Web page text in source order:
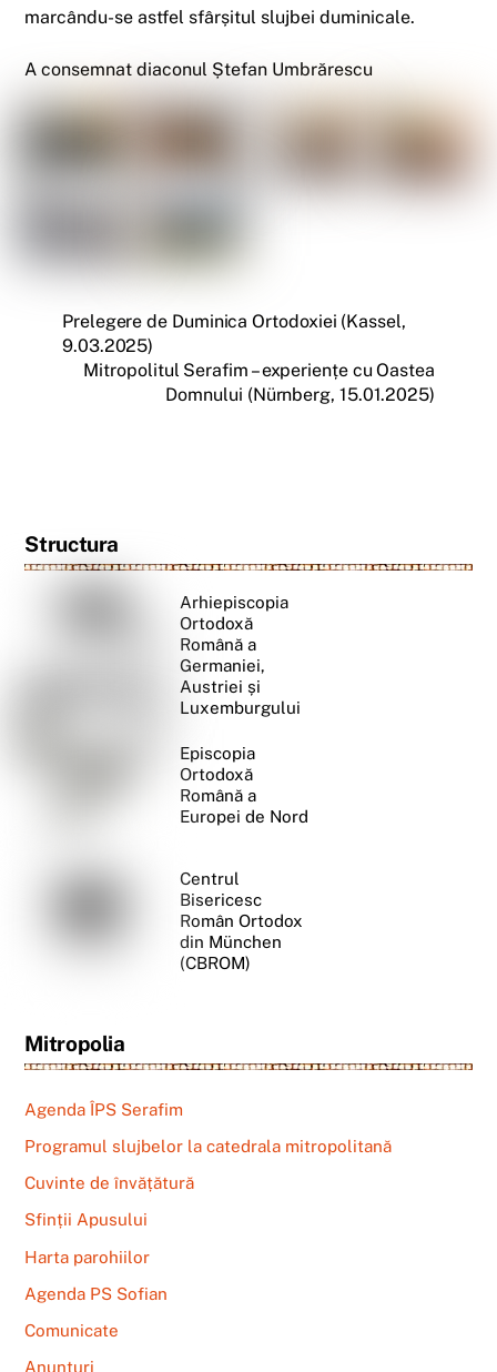
marcându-se astfel sfârșitul slujbei duminicale.
A consemnat diaconul Ștefan Umbrărescu
Prelegere de Duminica Ortodoxiei (Kassel,
9.03.2025)
Mitropolitul Serafim – experiențe cu Oastea
Domnului (Nürnberg, 15.01.2025)
Structura
Arhiepiscopia
Ortodoxă
Română a
Germaniei,
Austriei și
Luxemburgului
Episcopia
Ortodoxă
Română a
Europei de Nord
Centrul
Bisericesc
Român Ortodox
din München
(CBROM)
Mitropolia
Agenda ÎPS Serafim
Programul slujbelor la catedrala mitropolitană
Cuvinte de învățătură
Sfinții Apusului
Harta parohiilor
Agenda PS Sofian
Comunicate
Anunțuri